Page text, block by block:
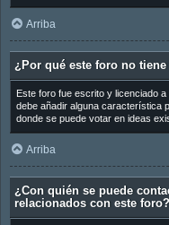
Arriba
¿Por qué este foro no
Este foro fue escrito y licenciado
debe añadir alguna característica
donde se puede votar en ideas
Arriba
¿Con quién se puede
relacionados con este foro?